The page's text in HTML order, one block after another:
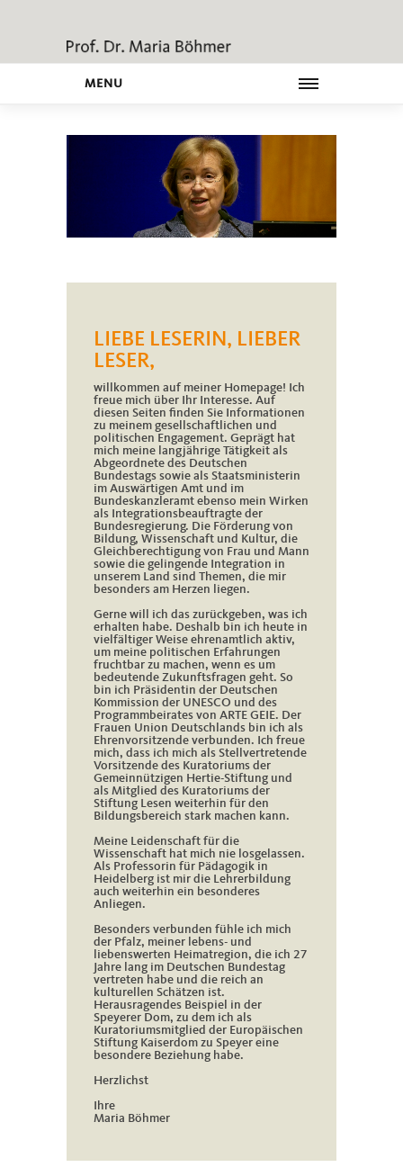
MENU
LIEBE LESERIN, LIEBER
LESER,
willkommen auf meiner Homepage! Ich
freue mich über Ihr Interesse. Auf
diesen Seiten finden Sie Informationen
zu meinem gesellschaftlichen und
politischen Engagement. Geprägt hat
mich meine langjährige Tätigkeit als
Abgeordnete des Deutschen
Bundestags sowie als Staatsministerin
im Auswärtigen Amt und im
Bundeskanzleramt ebenso mein Wirken
als Integrationsbeauftragte der
Bundesregierung. Die Förderung von
Bildung, Wissenschaft und Kultur, die
Gleichberechtigung von Frau und Mann
sowie die gelingende Integration in
unserem Land sind Themen, die mir
besonders am Herzen liegen.
Gerne will ich das zurückgeben, was ich
erhalten habe. Deshalb bin ich heute in
vielfältiger Weise ehrenamtlich aktiv,
um meine politischen Erfahrungen
fruchtbar zu machen, wenn es um
bedeutende Zukunftsfragen geht. So
bin ich Präsidentin der Deutschen
Kommission der UNESCO und des
Programmbeirates von ARTE GEIE. Der
Frauen Union Deutschlands bin ich als
Ehrenvorsitzende verbunden. Ich freue
mich, dass ich mich als Stellvertretende
Vorsitzende des Kuratoriums der
Gemeinnützigen Hertie-Stiftung und
als Mitglied des Kuratoriums der
Stiftung Lesen weiterhin für den
Bildungsbereich stark machen kann.
Meine Leidenschaft für die
Wissenschaft hat mich nie losgelassen.
Als Professorin für Pädagogik in
Heidelberg ist mir die Lehrerbildung
auch weiterhin ein besonderes
Anliegen.
Besonders verbunden fühle ich mich
der Pfalz, meiner lebens- und
liebenswerten Heimatregion, die ich 27
Jahre lang im Deutschen Bundestag
vertreten habe und die reich an
kulturellen Schätzen ist.
Herausragendes Beispiel in der
Speyerer Dom, zu dem ich als
Kuratoriumsmitglied der Europäischen
Stiftung Kaiserdom zu Speyer eine
besondere Beziehung habe.
Herzlichst
Ihre
Maria Böhmer